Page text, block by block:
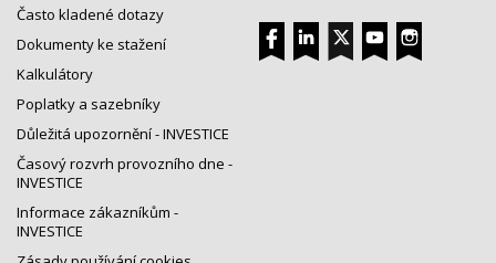
Často kladené dotazy
Dokumenty ke stažení
Kalkulátory
Poplatky a sazebníky
Důležitá upozornění - INVESTICE
Časový rozvrh provozního dne -
INVESTICE
Informace zákazníkům -
INVESTICE